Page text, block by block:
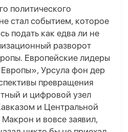
политического
стал событием, которое
подать как едва ли не
разворот
Европейские лидеры
Урсула фон дер
превращения
и цифровой узел
и Центральной
и вовсе заявил,